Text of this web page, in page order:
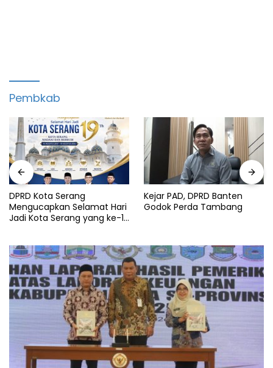
Pembkab
DPRD Kota Serang
Mengucapkan Selamat Hari
Jadi Kota Serang yang ke-19
Kejar PAD, DPRD Banten
Godok Perda Tambang